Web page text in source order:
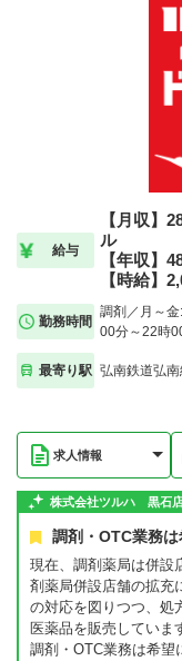
給与
【月収】
ル
【年収】
【時給】
勤務時間
調剤／月～
00分～22時
最寄り駅 弘南鉄道弘
求人情報
株式会社ツルハ 黒石
調剤・OTC業務は
現在、調剤薬局は併設
剤薬局併設店舗の拡充
の対応を図りつつ、処
医薬品を販売していま
調剤・OTC業務は希望